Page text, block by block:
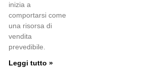
inizia a
comportarsi come
una risorsa di
vendita
prevedibile.
Leggi tutto »